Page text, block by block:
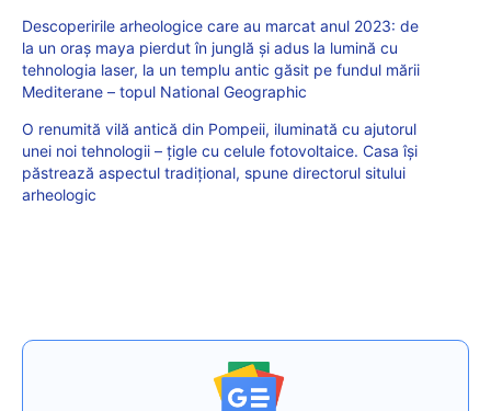
Descoperirile arheologice care au marcat anul 2023: de
la un oraș maya pierdut în junglă și adus la lumină cu
tehnologia laser, la un templu antic găsit pe fundul mării
Mediterane – topul National Geographic
O renumită vilă antică din Pompeii, iluminată cu ajutorul
unei noi tehnologii – țigle cu celule fotovoltaice. Casa își
păstrează aspectul tradițional, spune directorul sitului
arheologic